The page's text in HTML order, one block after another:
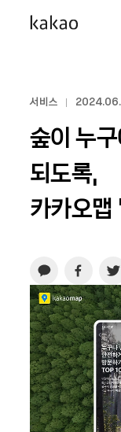
서비스
숲이 누
되도록,
카카오맵